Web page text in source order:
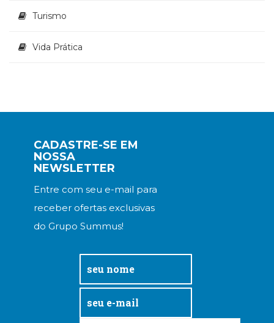
Turismo
Vida Prática
CADASTRE-SE EM
NOSSA
NEWSLETTER
Entre com seu e-mail para
receber ofertas exclusivas
do Grupo Summus!